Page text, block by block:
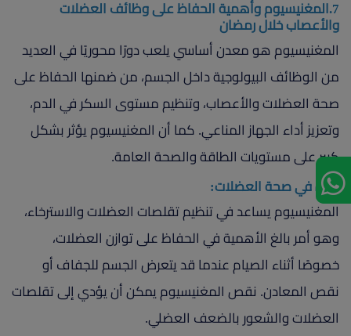
7.المغنيسيوم وأهمية الحفاظ على وظائف العضلات
والأعصاب خلال رمضان
المغنيسيوم هو معدن أساسي يلعب دورًا محوريًا في العديد
من الوظائف البيولوجية داخل الجسم، من ضمنها الحفاظ على
صحة العضلات والأعصاب، وتنظيم مستوى السكر في الدم،
وتعزيز أداء الجهاز المناعي. كما أن المغنيسيوم يؤثر بشكل
كبير على مستويات الطاقة والصحة العامة.
دوره في صحة العضلات:
المغنيسيوم يساعد في تنظيم تقلصات العضلات والاسترخاء،
وهو أمر بالغ الأهمية في الحفاظ على توازن العضلات،
خصوصًا أثناء الصيام عندما قد يتعرض الجسم للجفاف أو
نقص المعادن. نقص المغنيسيوم يمكن أن يؤدي إلى تقلصات
العضلات والشعور بالضعف العضلي.